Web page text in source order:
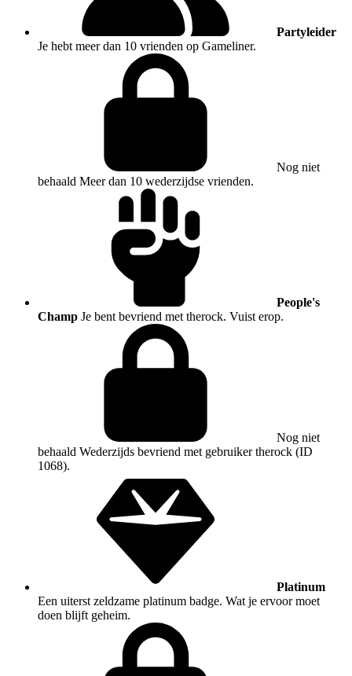
Partyleider
Je hebt meer dan 10 vrienden op Gameliner.
Nog niet
behaald Meer dan 10 wederzijdse vrienden.
People's
Champ Je bent bevriend met therock. Vuist erop.
Nog niet
behaald Wederzijds bevriend met gebruiker therock (ID
1068).
Platinum
Een uiterst zeldzame platinum badge. Wat je ervoor moet
doen blijft geheim.